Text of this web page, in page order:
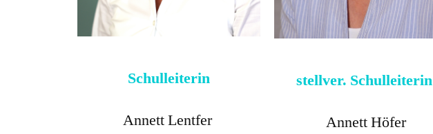
Schulleiterin
Annett Lentfer
stellver. Schulleiterin
Annett Höfer